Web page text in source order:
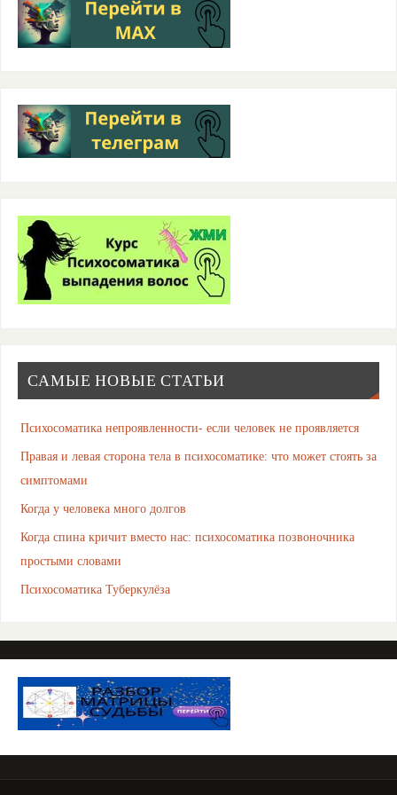
САМЫЕ НОВЫЕ СТАТЬИ
Психосоматика непроявленности- если человек не проявляется
Правая и левая сторона тела в психосоматике: что может стоять за
симптомами
Когда у человека много долгов
Когда спина кричит вместо нас: психосоматика позвоночника
простыми словами
Психосоматика Туберкулёза